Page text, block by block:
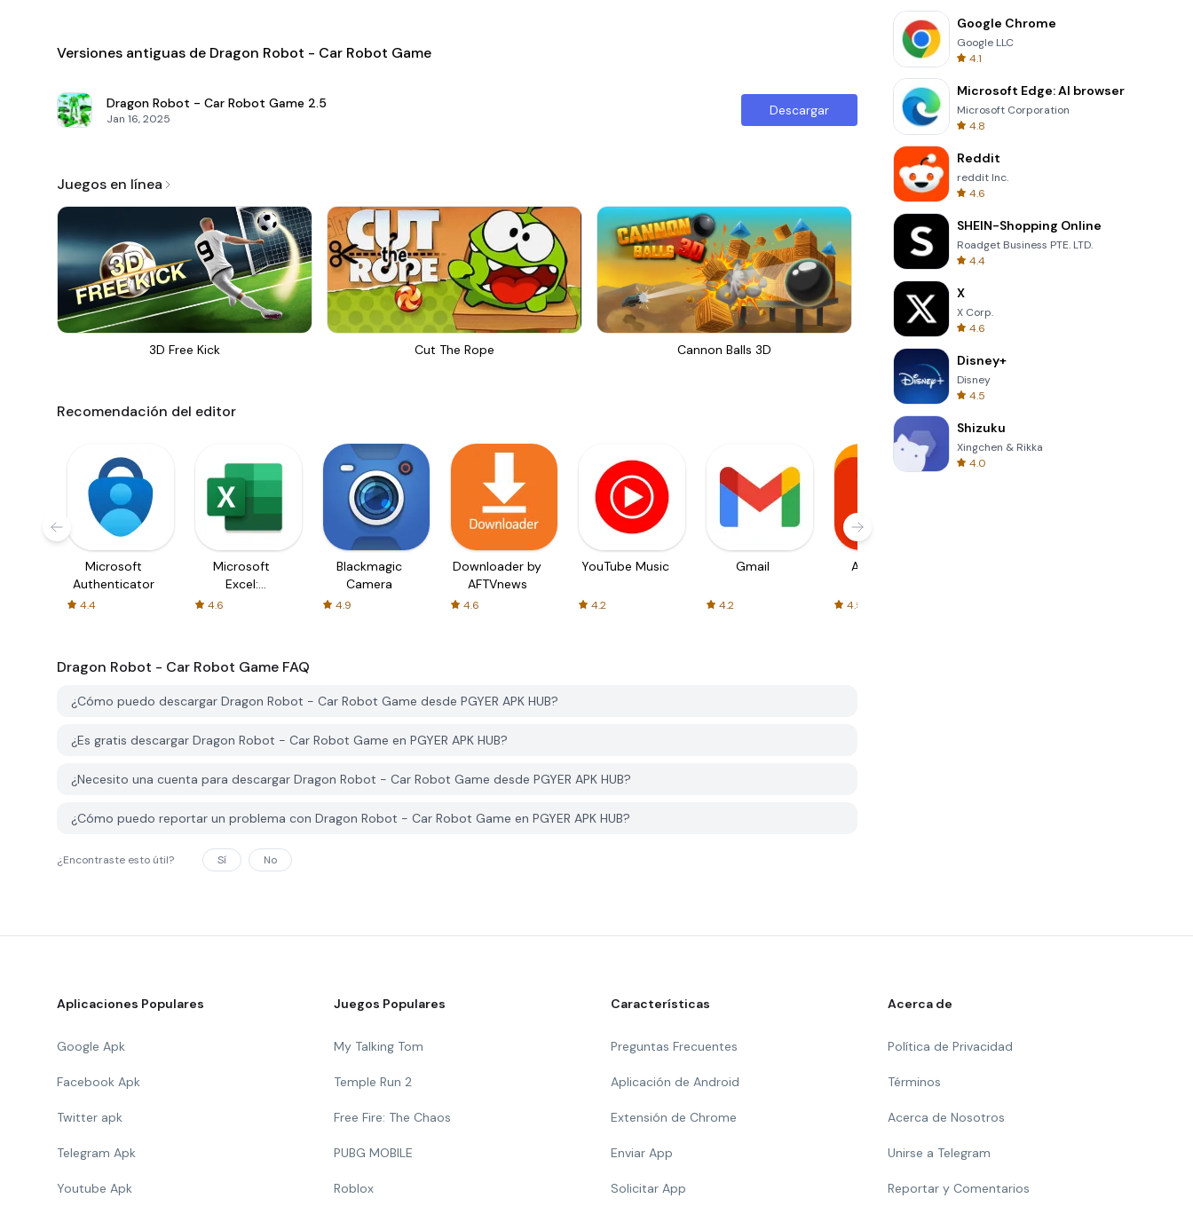
Versiones antiguas de Dragon Robot - Car Robot Game
Dragon Robot - Car Robot Game 2.5
Jan 16, 2025
Descargar
Juegos en línea
3D Free Kick Cut The Rope Cannon Balls 3D Totemia Cursed Marbels
Recomendación del editor
Microsoft
Authenticator
4.4
Microsoft
Excel:
Spreadsheets
4.6
Blackmagic
Camera
4.9
Downloader by
AFTVnews
4.6
YouTube Music
4.2
Gmail
4.2
AliExpress
4.5
Dragon Robot - Car Robot Game FAQ
¿Cómo puedo descargar Dragon Robot - Car Robot Game desde PGYER APK HUB?
¿Es gratis descargar Dragon Robot - Car Robot Game en PGYER APK HUB?
¿Necesito una cuenta para descargar Dragon Robot - Car Robot Game desde PGYER APK HUB?
¿Cómo puedo reportar un problema con Dragon Robot - Car Robot Game en PGYER APK HUB?
¿Encontraste esto útil? Sí No
Google Chrome
Google LLC
4.1
Microsoft Edge: AI browser
Microsoft Corporation
4.8
Reddit
reddit Inc.
4.6
SHEIN-Shopping Online
Roadget Business PTE. LTD.
4.4
X
X Corp.
4.6
Disney+
Disney
4.5
Shizuku
Xingchen & Rikka
4.0
Aplicaciones Populares
Google Apk
Facebook Apk
Twitter apk
Telegram Apk
Youtube Apk
Juegos Populares
My Talking Tom
Temple Run 2
Free Fire: The Chaos
PUBG MOBILE
Roblox
Características
Preguntas Frecuentes
Aplicación de Android
Extensión de Chrome
Enviar App
Solicitar App
Acerca de
Política de Privacidad
Términos
Acerca de Nosotros
Unirse a Telegram
Reportar y Comentarios